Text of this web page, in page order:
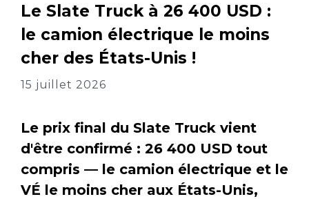
Le Slate Truck à 26 400 USD :
le camion électrique le moins
cher des États-Unis !
15 juillet 2026
Le prix final du Slate Truck vient
d'être confirmé : 26 400 USD tout
compris — le camion électrique et le
VÉ le moins cher aux États-Unis,